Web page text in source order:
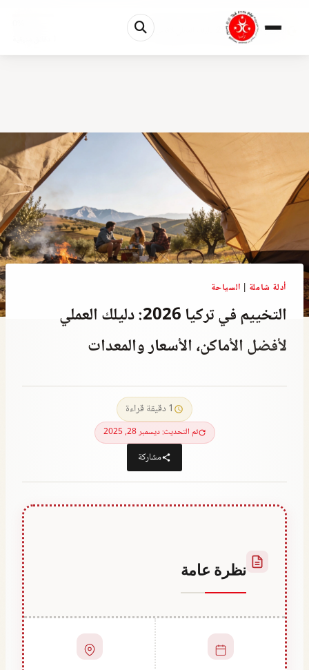
التخييم في تركيا 2026: دليلك العملي لأفضل الأما...
أدلة شاملة | السياحة
التخييم في تركيا 2026: دليلك العملي
لأفضل الأماكن، الأسعار والمعدات
1 دقيقة قراءة
تم التحديث: ديسمبر 28, 2025
مشاركة
نظرة عامة